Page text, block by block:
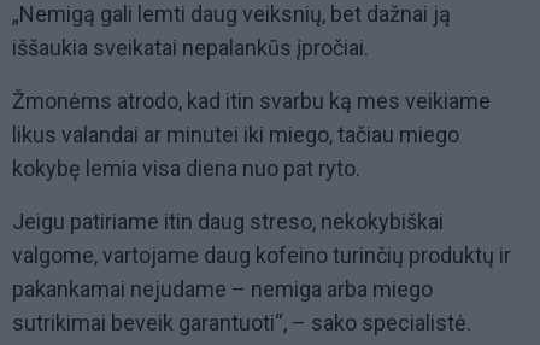
„Nemigą gali lemti daug veiksnių, bet dažnai ją
iššaukia sveikatai nepalankūs įpročiai.
Žmonėms atrodo, kad itin svarbu ką mes veikiame
likus valandai ar minutei iki miego, tačiau miego
kokybę lemia visa diena nuo pat ryto.
Jeigu patiriame itin daug streso, nekokybiškai
valgome, vartojame daug kofeino turinčių produktų ir
pakankamai nejudame – nemiga arba miego
sutrikimai beveik garantuoti“, – sako specialistė.